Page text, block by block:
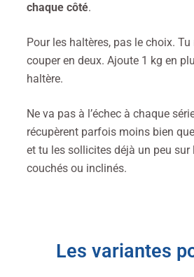
chaque côté.
Pour les haltères, pas le choix.
couper en deux. Ajoute 1 kg en
haltère.
Ne va pas à l’échec à chaque
récupèrent parfois moins bien
et tu les sollicites déjà un peu sur
couchés ou inclinés.
Les variantes